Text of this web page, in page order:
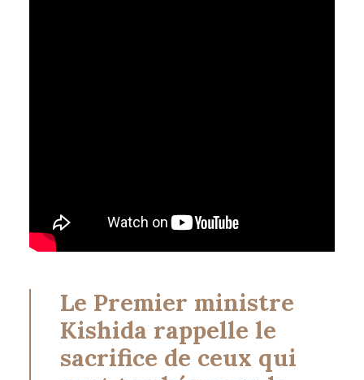
Le Premier ministre
Kishida rappelle le
sacrifice de ceux qui